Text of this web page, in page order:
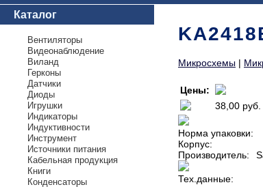
Каталог
Вентиляторы
Видеонаблюдение
Виланд
Герконы
Датчики
Диоды
Игрушки
Индикаторы
Индуктивности
Инструмент
Источники питания
Кабельная продукция
Книги
Конденсаторы
Микросхемы |
Цены:
38,00 руб.
Норма упаковки:
Корпус:
Производитель:
Тех.данные: